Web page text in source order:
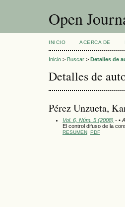
Open
INICIO ACERCA DE
Inicio > Buscar > Detalles de
Detalles de
Pérez Unzueta,
Vol. 6, Núm. 5 (2008) - •
El control difuso de la
RESUMEN PDF